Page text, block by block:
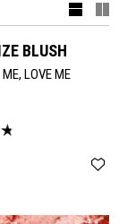
into each pan,
to ensure
over time.
your eyes –
BLUSH
LOVE ME